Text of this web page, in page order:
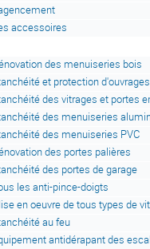
accessoires
des menuiseries bois
et protection
des vitrages et portes
des menuiseries
des menuiseries PVC
des portes palières
des portes de garage
les anti-pince-doigts
en oeuvre de tous types de
au feu
antidérapant des